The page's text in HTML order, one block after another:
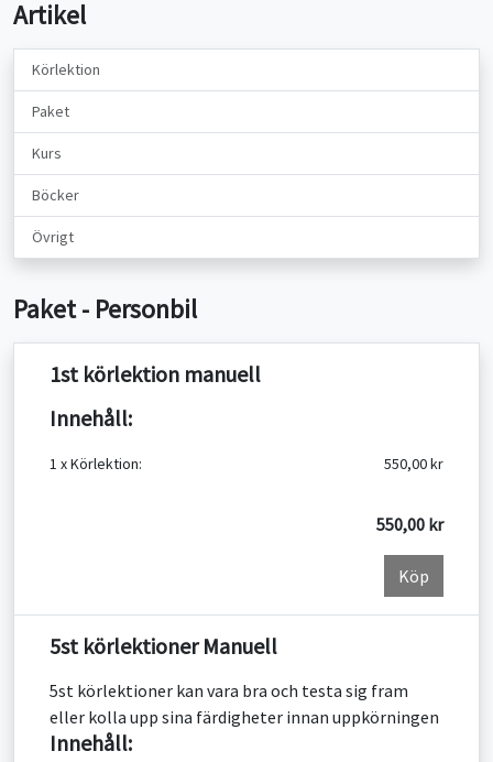
Artikel
Körlektion
Paket
Kurs
Böcker
Övrigt
Paket - Personbil
1st körlektion manuell
Innehåll:
1 x Körlektion: 550,00 kr
550,00 kr
Köp
5st körlektioner Manuell
5st körlektioner kan vara bra och testa sig fram
eller kolla upp sina färdigheter innan uppkörningen
Innehåll: